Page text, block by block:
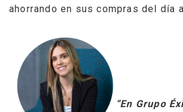
ahorrando en sus compras del día
“En Grupo